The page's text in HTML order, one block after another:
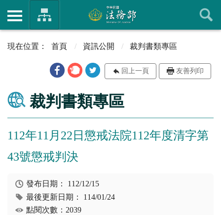
首頁 資訊公開 裁判書類專區
回上一頁 友善列印
裁判書類專區
112年11月22日懲戒法院112年度清字第
43號懲戒判決
發布日期： 112/12/15
最後更新日期： 114/01/24
點閱次數：2039